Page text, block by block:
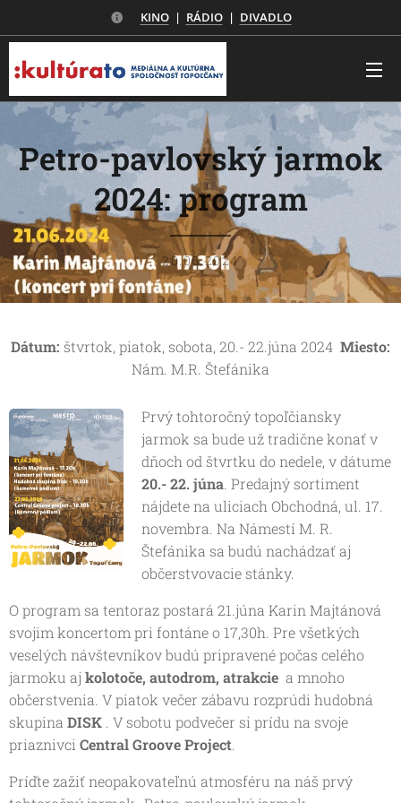
KINO| RÁDIO| DIVADLO
Petro-pavlovský jarmok
2024: program
20.06.2024
Dátum: štvrtok, piatok, sobota, 20.- 22.júna 2024 Miesto:
Nám. M.R. Štefánika
Prvý tohtoročný topoľčiansky
jarmok sa bude už tradične konať v
dňoch od štvrtku do nedele, v dátume
20.- 22. júna. Predajný sortiment
nájdete na uliciach Obchodná, ul. 17.
novembra. Na Námestí M. R.
Štefánika sa budú nachádzať aj
občerstvovacie stánky.
O program sa tentoraz postará 21.júna Karin Majtánová
svojim koncertom pri fontáne o 17,30h. Pre všetkých
veselých návštevníkov budú pripravené počas celého
jarmoku aj kolotoče, autodrom, atrakcie a mnoho
občerstvenia. V piatok večer zábavu rozprúdi hudobná
skupina DISK . V sobotu podvečer si prídu na svoje
priaznivci Central Groove Project.
Príďte zažiť neopakovateľnú atmosféru na náš prvý